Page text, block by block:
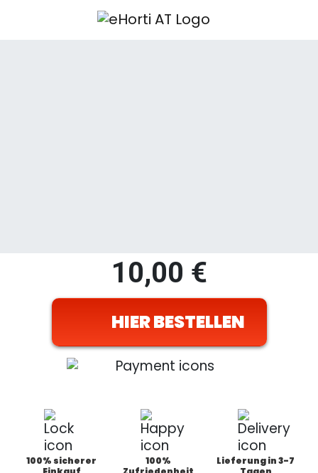
10,00 €
HIER BESTELLEN
100% sicherer
100%
Lieferung in 3-7